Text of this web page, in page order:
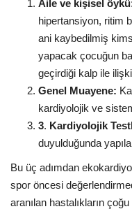
Aile ve kişisel öykü
hipertansiyon, ritim
ani kaybedilmiş
yapacak çocuğun
geçirdiği kalp ile
Genel Muayene:
kardiyolojik ve
3. Kardiyolojik
duyulduğunda
Bu üç adımdan
spor öncesi
aranılan hastalıkların